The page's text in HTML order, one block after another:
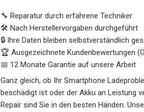
🔧 Reparatur durch erfahrene Techniker
🛠️ Nach Herstellervorgaben durchgeführt
🔒 Ihre Daten bleiben selbstverständlich
🏆 Ausgezeichnete Kundenbewertungen
📅 12 Monate Garantie auf unsere Arbeit
Ganz gleich, ob Ihr Smartphone
beschädigt ist oder der Akku an Leistung
Repair sind Sie in den besten Händen.